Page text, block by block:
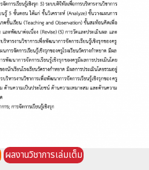
ผลงานวิชาการเล่มเต็ม